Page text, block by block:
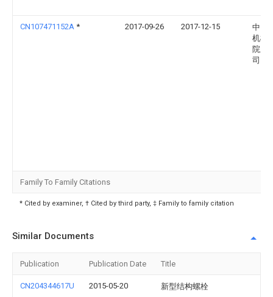
CN107471152A * 2017-09-26 2017-12-15
中国
机械
院股
司
Family To Family Citations
* Cited by examiner, † Cited by third party, ‡ Family to family citation
Similar Documents
Publication Publication Date Title
CN204344617U 2015-05-20 新型结构螺栓